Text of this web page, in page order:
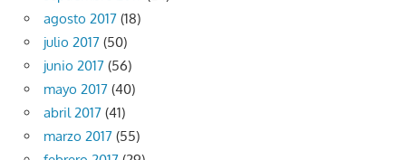
agosto 2017 (18)
julio 2017 (50)
junio 2017 (56)
mayo 2017 (40)
abril 2017 (41)
marzo 2017 (55)